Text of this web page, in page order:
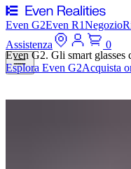
Even G2Even R1Negozio
Assistenza
0
Even G2. Gli smart
Esplora Even G2Acquista